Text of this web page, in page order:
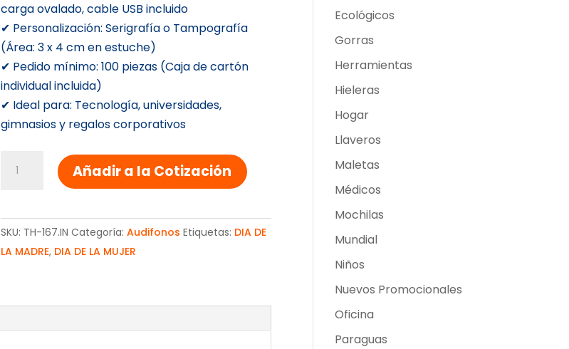
carga ovalado, cable USB incluido
✔ Personalización: Serigrafía o Tampografía
(Área: 3 x 4 cm en estuche)
✔ Pedido mínimo: 100 piezas (Caja de cartón
individual incluida)
✔ Ideal para: Tecnología, universidades,
gimnasios y regalos corporativos
Siem
cantidad
Añadir a la Cotización
SKU: TH-167.IN Categoría:Audifonos Etiquetas: DIA DE
LA MADRE, DIA DE LA MUJER
Ecológicos
Gorras
Herramientas
Hieleras
Hogar
Llaveros
Maletas
Médicos
Mochilas
Mundial
Niños
Nuevos Promocionales
Oficina
Paraguas